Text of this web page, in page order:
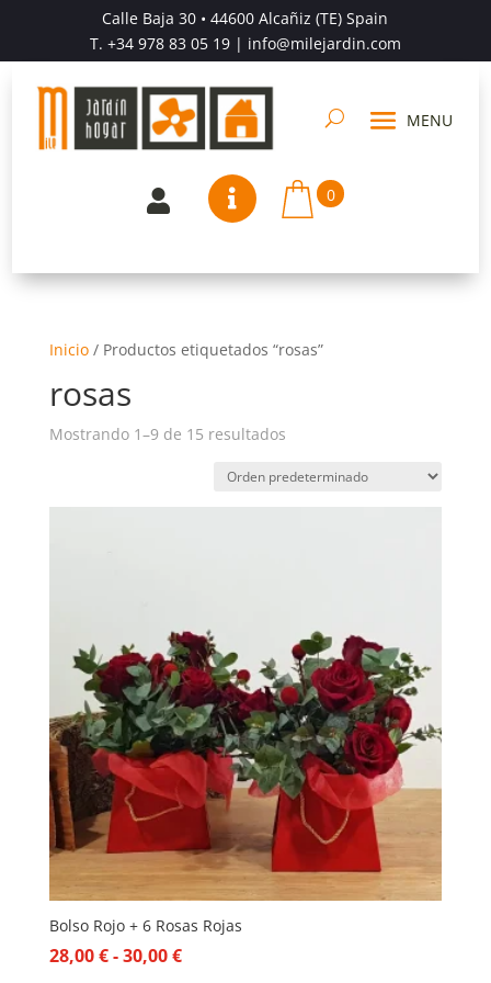
Calle Baja 30 • 44600 Alcañiz (TE) Spain
T. +34 978 83 05 19| info@milejardin.com
  0
Inicio/ Productos etiquetados “rosas”
rosas
Mostrando 1–9 de 15 resultados
Bolso Rojo + 6 Rosas Rojas
28,00€-30,00€Rango